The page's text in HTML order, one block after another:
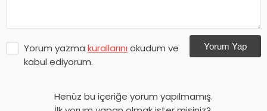
Yorum yazma kurallarını okudum ve
kabul ediyorum.
Yorum Yap
Henüz bu içeriğe yorum yapılmamış.